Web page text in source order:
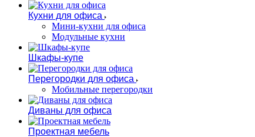
Кухни для офиса
Мини-кухни для офиса
Модульные кухни
Шкафы-купе
Перегородки для офиса
Мобильные перегородки
Диваны для офиса
Проектная мебель